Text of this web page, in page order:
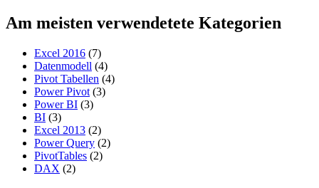
Am meisten verwendetete Kategorien
Excel 2016 (7)
Datenmodell (4)
Pivot Tabellen (4)
Power Pivot (3)
Power BI (3)
BI (3)
Excel 2013 (2)
Power Query (2)
PivotTables (2)
DAX (2)